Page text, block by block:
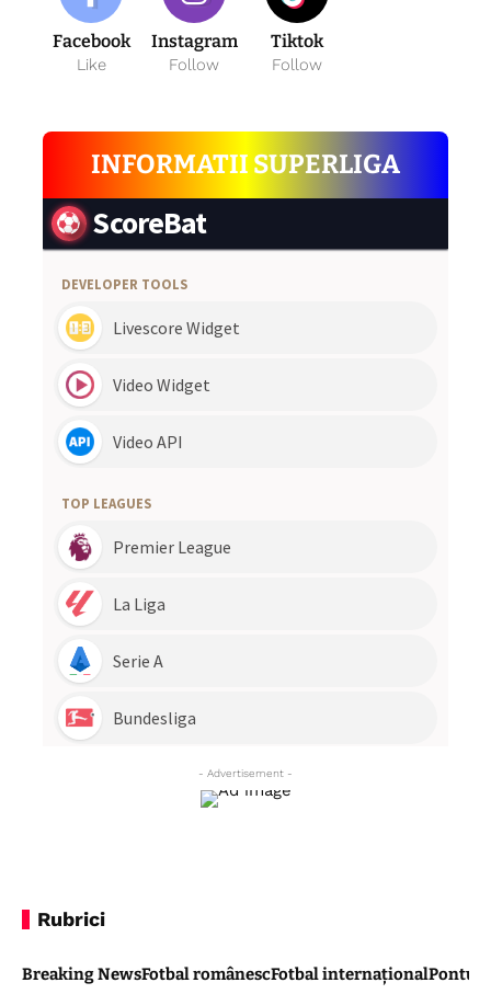
Facebook
Like
Instagram
Follow
Tiktok
Follow
INFORMATII SUPERLIGA
- Advertisement -
Rubrici
Breaking NewsFotbal românescFotbal internaționalPontul